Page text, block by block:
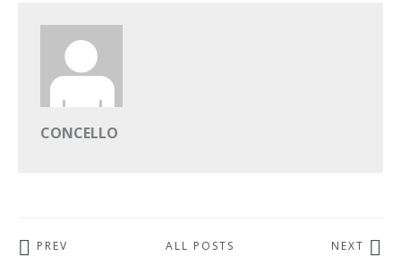
CONCELLO
PREV ALL POSTS NEXT